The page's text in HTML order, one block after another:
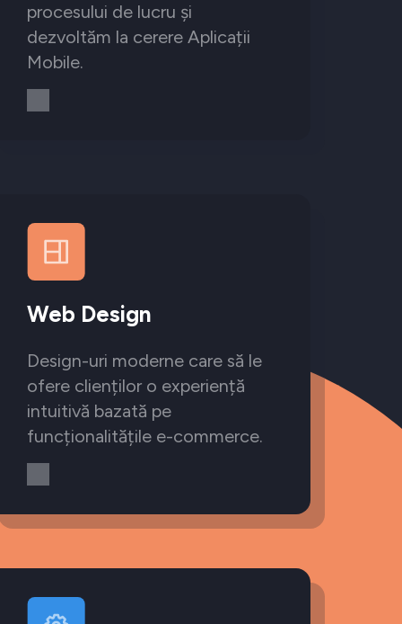
procesului de lucru și
dezvoltăm la cerere Aplicații
Mobile.
Web Design
Design-uri moderne care să le
ofere clienților o experiență
intuitivă bazată pe
funcționalitățile e-commerce.